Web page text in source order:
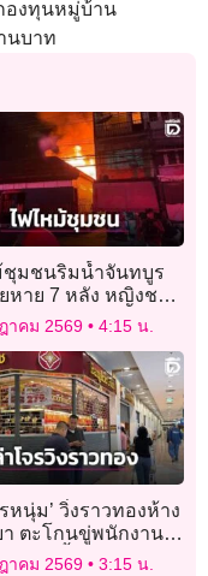
องทุนหมู่บ้าน
นบาท
ชุมชนริมน้ำจันทบูร
หาย 7 หลัง หญิงชรา
าย ไม่พบผู้เสียชีวิต
าคม 2569 4:15 น.
หนุ่ม’ วิ่งราวทองห้าง
า ตะโกนขู่พนักงาน
าะติดหนี้พนันบอล
าคม 2569 3:15 น.